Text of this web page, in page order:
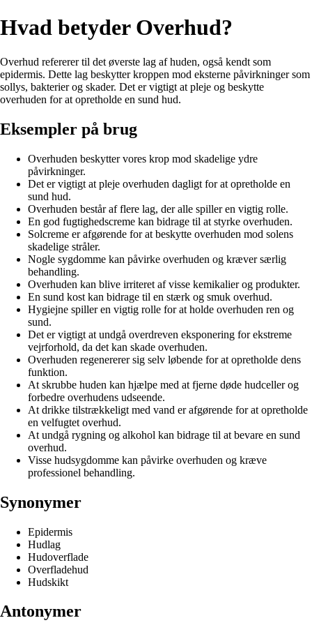
Hvad betyder Overhud?
Overhud refererer til det øverste lag af huden, også kendt som
epidermis. Dette lag beskytter kroppen mod eksterne påvirkninger som
sollys, bakterier og skader. Det er vigtigt at pleje og beskytte
overhuden for at opretholde en sund hud.
Eksempler på brug
Overhuden beskytter vores krop mod skadelige ydre
påvirkninger.
Det er vigtigt at pleje overhuden dagligt for at opretholde en
sund hud.
Overhuden består af flere lag, der alle spiller en vigtig rolle.
En god fugtighedscreme kan bidrage til at styrke overhuden.
Solcreme er afgørende for at beskytte overhuden mod solens
skadelige stråler.
Nogle sygdomme kan påvirke overhuden og kræver særlig
behandling.
Overhuden kan blive irriteret af visse kemikalier og produkter.
En sund kost kan bidrage til en stærk og smuk overhud.
Hygiejne spiller en vigtig rolle for at holde overhuden ren og
sund.
Det er vigtigt at undgå overdreven eksponering for ekstreme
vejrforhold, da det kan skade overhuden.
Overhuden regenererer sig selv løbende for at opretholde dens
funktion.
At skrubbe huden kan hjælpe med at fjerne døde hudceller og
forbedre overhudens udseende.
At drikke tilstrækkeligt med vand er afgørende for at opretholde
en velfugtet overhud.
At undgå rygning og alkohol kan bidrage til at bevare en sund
overhud.
Visse hudsygdomme kan påvirke overhuden og kræve
professionel behandling.
Synonymer
Epidermis
Hudlag
Hudoverflade
Overfladehud
Hudskikt
Antonymer